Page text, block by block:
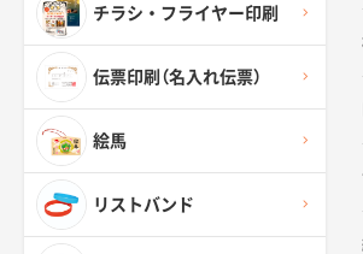
チラシ・フライヤー印刷
伝票印刷（名入れ伝票）
絵馬
リストバンド